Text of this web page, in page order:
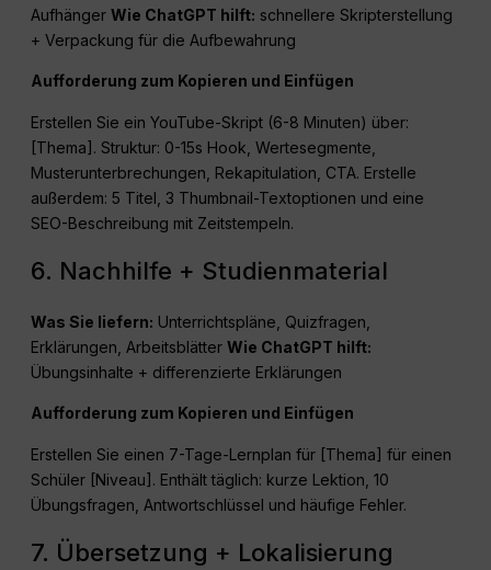
AufhängerWie ChatGPT hilft: schnellere Skripterstellung
+ Verpackung für die Aufbewahrung
Aufforderung zum Kopieren und Einfügen
Erstellen Sie ein YouTube-Skript (6-8 Minuten) über:
[Thema]. Struktur: 0-15s Hook, Wertesegmente,
Musterunterbrechungen, Rekapitulation, CTA. Erstelle
außerdem: 5 Titel, 3 Thumbnail-Textoptionen und eine
SEO-Beschreibung mit Zeitstempeln.
6. Nachhilfe + Studienmaterial
Was Sie liefern: Unterrichtspläne, Quizfragen,
Erklärungen, ArbeitsblätterWie ChatGPT hilft:
Übungsinhalte + differenzierte Erklärungen
Aufforderung zum Kopieren und Einfügen
Erstellen Sie einen 7-Tage-Lernplan für [Thema] für einen
Schüler [Niveau]. Enthält täglich: kurze Lektion, 10
Übungsfragen, Antwortschlüssel und häufige Fehler.
7. Übersetzung + Lokalisierung